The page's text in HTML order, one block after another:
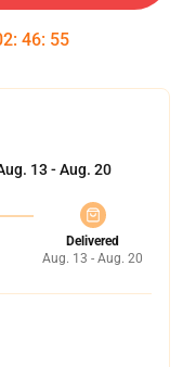
: 46: 54
13 - Aug. 20
Delivered
Aug. 13 - Aug. 20